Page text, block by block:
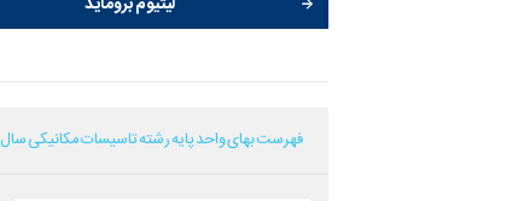
فهرست بهای واحد پایه رشته تاسیسات مکانیکی سال 1400...